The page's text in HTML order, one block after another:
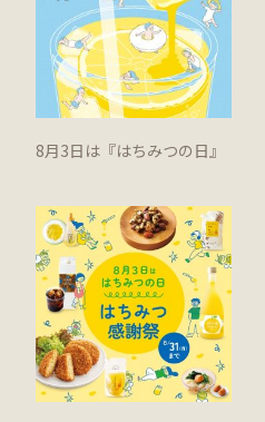
8月3日は『はちみつの日』